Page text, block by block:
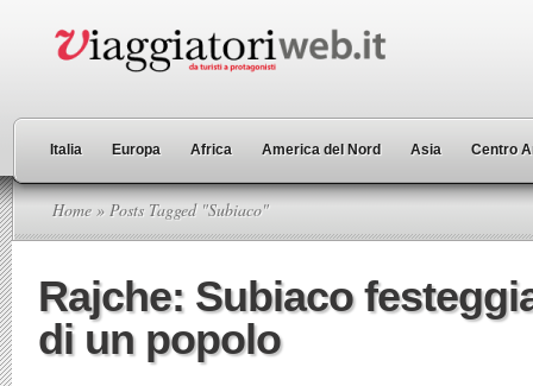
Italia Europa Africa America del Nord Asia Centro
Home » Posts Tagged "Subiaco"
Rajche: Subiaco
di un popolo